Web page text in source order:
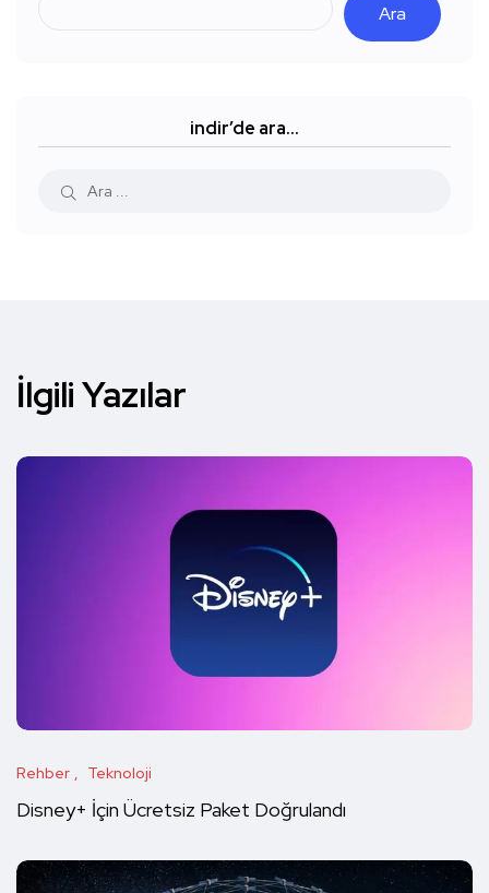
Ara
indir’de ara…
İlgili Yazılar
Rehber Teknoloji
Disney+ İçin Ücretsiz Paket Doğrulandı